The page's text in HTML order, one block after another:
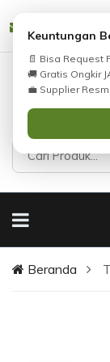
Keuntungan
📄 Bisa Request
🚚 Gratis Ongkir
💼 Supplier
Beranda
i